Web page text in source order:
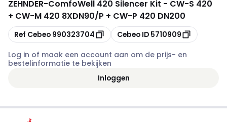
ZEHNDER-ComfoWell 420 Silencer Kit - CW-S 420
+ CW-M 420 8XDN90/P + CW-P 420 DN200
Kopiëren
Ref Cebeo 990323704 Kopiëren
Cebeo ID 5710909
Log in of maak een account aan om de prijs- en
bestelinformatie te bekijken
Inloggen